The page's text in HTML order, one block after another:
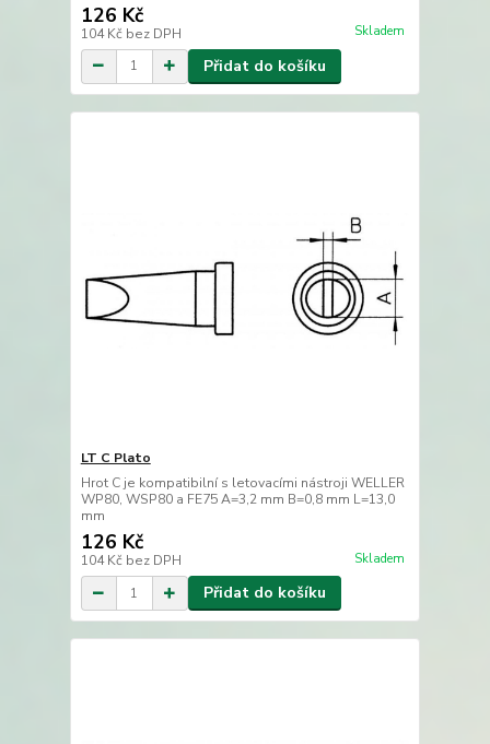
126 Kč
104 Kč bez DPH Skladem
Přidat do košíku
LT C Plato
Hrot C je kompatibilní s letovacími nástroji WELLER
WP80, WSP80 a FE75 A=3,2 mm B=0,8 mm L=13,0
mm
126 Kč
104 Kč bez DPH Skladem
Přidat do košíku